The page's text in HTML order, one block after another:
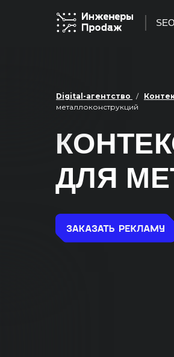
ДЛЯ
Digital-агентство /
металлоконструкций